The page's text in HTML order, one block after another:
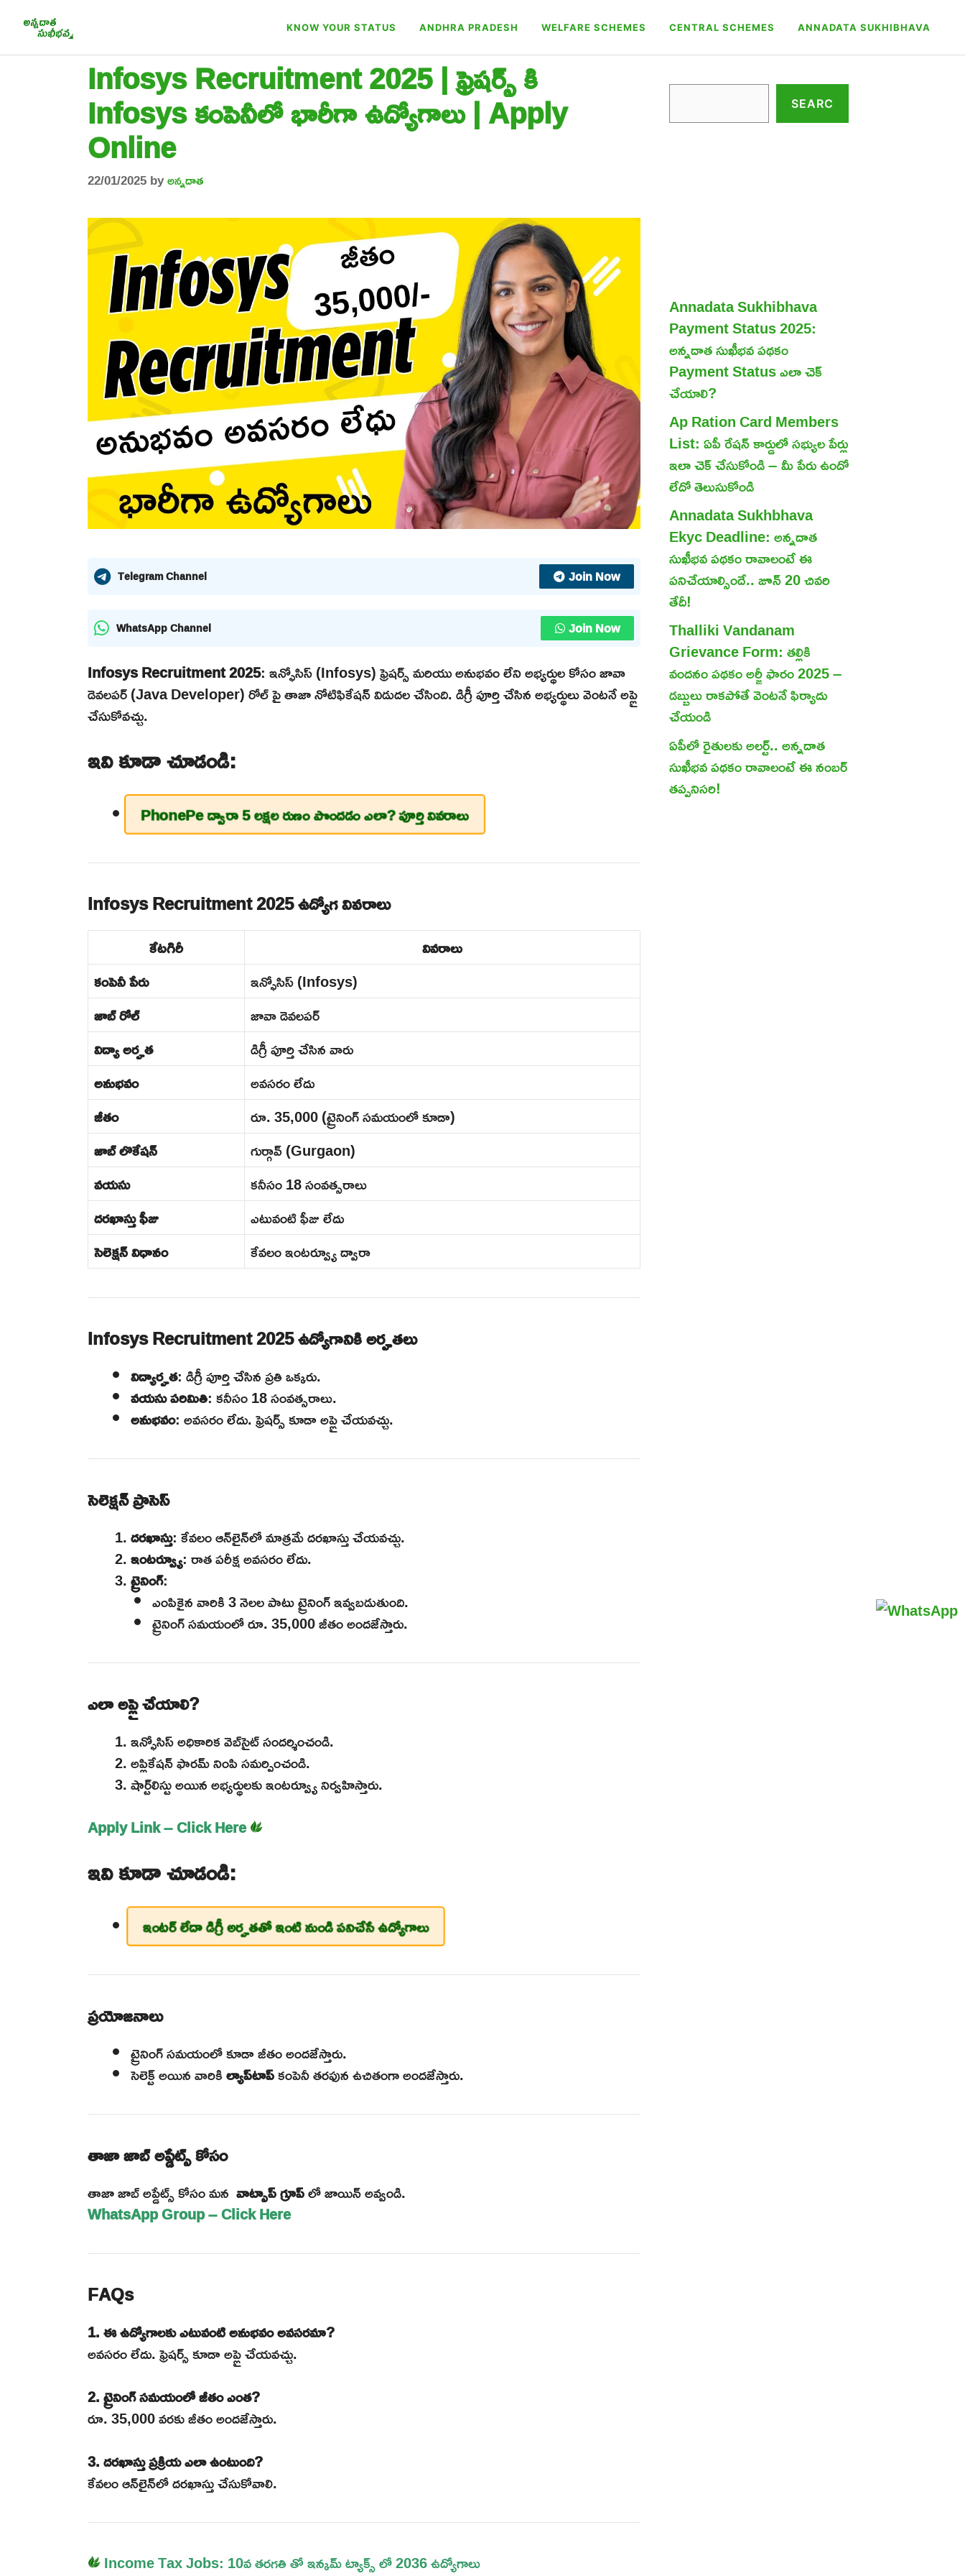
content
KNOW YOUR STATUS ANDHRA PRADESH WELFARE SCHEMES CENTRAL SCHEMES ANNADATA SUKHIBHAVA
Infosys Recruitment 2025 | ఫ్రెషర్స్ కి
Infosys కంపెనీలో భారీగా ఉద్యోగాలు | Apply
Online
22/01/2025byఅన్నదాత
Telegram Channel Join Now
WhatsApp Channel Join Now
Infosys Recruitment 2025: ఇన్ఫోసిస్ (Infosys) ఫ్రెషర్స్ మరియు అనుభవం లేని అభ్యర్థుల కోసం జావా
డెవలపర్ (Java Developer) రోల్ పై తాజా నోటిఫికేషన్ విడుదల చేసింది. డిగ్రీ పూర్తి చేసిన అభ్యర్థులు వెంటనే అప్లై
చేసుకోవచ్చు.
ఇవి కూడా చూడండి:
PhonePe ద్వారా 5 లక్షల రుణం పొందడం ఎలా? పూర్తి వివరాలు
Infosys Recruitment 2025 ఉద్యోగ వివరాలు
కేటగిరీ
వివరాలు
కంపెనీ పేరు
ఇన్ఫోసిస్ (Infosys)
జాబ్ రోల్
జావా డెవలపర్
విద్యా అర్హత
డిగ్రీ పూర్తి చేసిన వారు
అనుభవం
అవసరం లేదు
జీతం
రూ. 35,000 (ట్రైనింగ్ సమయంలో కూడా)
జాబ్ లొకేషన్
గుర్గావ్ (Gurgaon)
వయసు
కనీసం 18 సంవత్సరాలు
దరఖాస్తు ఫీజు
ఎటువంటి ఫీజు లేదు
సెలెక్షన్ విధానం
కేవలం ఇంటర్వ్యూ ద్వారా
Infosys Recruitment 2025 ఉద్యోగానికి అర్హతలు
విద్యార్హత: డిగ్రీ పూర్తి చేసిన ప్రతి ఒక్కరు.
వయసు పరిమితి: కనీసం 18 సంవత్సరాలు.
అనుభవం: అవసరం లేదు. ఫ్రెషర్స్ కూడా అప్లై చేయవచ్చు.
సెలెక్షన్ ప్రాసెస్
దరఖాస్తు: కేవలం ఆన్‌లైన్‌లో మాత్రమే దరఖాస్తు చేయవచ్చు.
ఇంటర్వ్యూ: రాత పరీక్ష అవసరం లేదు.
ట్రైనింగ్:
ఎంపికైన వారికి 3 నెలల పాటు ట్రైనింగ్ ఇవ్వబడుతుంది.
ట్రైనింగ్ సమయంలో రూ. 35,000 జీతం అందజేస్తారు.
ఎలా అప్లై చేయాలి?
ఇన్ఫోసిస్ అధికారిక వెబ్‌సైట్ సందర్శించండి.
అప్లికేషన్ ఫారమ్ నింపి సమర్పించండి.
షార్ట్‌లిస్టు అయిన అభ్యర్థులకు ఇంటర్వ్యూ నిర్వహిస్తారు.
Apply Link – Click Here
ఇవి కూడా చూడండి:
ఇంటర్ లేదా డిగ్రీ అర్హతతో ఇంటి నుండి పనిచేసే ఉద్యోగాలు
ప్రయోజనాలు
ట్రైనింగ్ సమయంలో కూడా జీతం అందజేస్తారు.
సెలెక్ట్ అయిన వారికిల్యాప్‌టాప్కంపెనీ తరఫున ఉచితంగా అందజేస్తారు.
తాజా జాబ్ అప్డేట్స్ కోసం
తాజా జాబ్ అప్డేట్స్ కోసం మన వాట్సాప్ గ్రూప్లో జాయిన్ అవ్వండి.
WhatsApp Group – Click Here
FAQs
1. ఈ ఉద్యోగాలకు ఎటువంటి అనుభవం అవసరమా?
అవసరం లేదు. ఫ్రెషర్స్ కూడా అప్లై చేయవచ్చు.
2. ట్రైనింగ్ సమయంలో జీతం ఎంత?
రూ. 35,000 వరకు జీతం అందజేస్తారు.
3. దరఖాస్తు ప్రక్రియ ఎలా ఉంటుంది?
కేవలం ఆన్‌లైన్‌లో దరఖాస్తు చేసుకోవాలి.
Income Tax Jobs: 10వ తరగతి తో ఇన్కమ్ ట్యాక్స్ లో 2036 ఉద్యోగాలు
Search SEARC
Annadata Sukhibhava
Payment Status 2025:
అన్నదాత సుఖీభవ పథకం
Payment Status ఎలా చెక్
చేయాలి?
Ap Ration Card Members
List: ఏపీ రేషన్ కార్డులో సభ్యుల పేర్లు
ఇలా చెక్ చేసుకోండి – మీ పేరు ఉందో
లేదో తెలుసుకోండి
Annadata Sukhbhava
Ekyc Deadline: అన్నదాత
సుఖీభవ పథకం రావాలంటే ఈ
పనిచేయాల్సిందే.. జూన్ 20 చివరి
తేదీ!
Thalliki Vandanam
Grievance Form: తల్లికి
వందనం పథకం అర్జీ ఫారం 2025 –
డబ్బులు రాకపోతే వెంటనే ఫిర్యాదు
చేయండి
ఏపీలో రైతులకు అలర్ట్.. అన్నదాత
సుఖీభవ పథకం రావాలంటే ఈ నంబర్
తప్పనిసరి!